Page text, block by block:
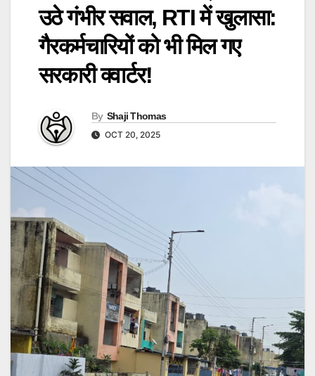
उठे गंभीर सवाल, RTI में खुलासा:
गैरकर्मचारियों को भी मिल गए
सरकारी क्वार्टर!
By Shaji Thomas
OCT 20, 2025